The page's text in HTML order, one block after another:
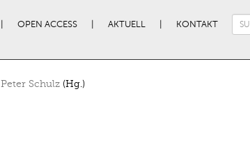
OPEN ACCESS AKTUELL KONTAKT
Peter Schulz(Hg.)